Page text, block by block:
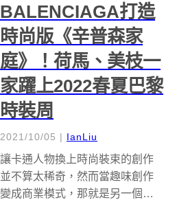
BALENCIAGA打造
時尚版《辛普森家
庭》！荷馬、美枝一
家躍上2022春夏巴黎
時裝周
2021/10/05 | IanLiu
讓卡通人物換上時尚裝束的創作
並不算太稀奇，然而當趣味創作
變成商業模式，那就是另一個層